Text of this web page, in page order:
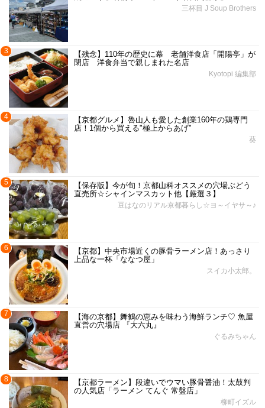
三杯目 J Soup Brothers
3
【残念】110年の歴史に幕 老舗洋食店「開陽亭」が
閉店 洋食弁当で親しまれた名店
Kyotopi 編集部
4
【京都グルメ】魯山人も愛した創業160年の鶏専門
店！1個から買える"極上からあげ"
葵
5
【保存版】今が旬！京都山科オススメの穴場ぶどう
直売所☆シャインマスカット他【厳選３】
豆はなのリアル京都暮らし☆ヨ～イヤサ～♪
6
【京都】中央市場近くの豚骨ラーメン店！あっさり
上品な一杯「ななつ屋」
スイカ小太郎。
7
【海の京都】舞鶴の恵みを味わう海鮮ランチ♡ 魚屋
直営の穴場店 『大六丸』
ぐるみちゃん
8
【京都ラーメン】段違いでウマい豚骨醤油！太鼓判
の人気店「ラーメン てんぐ 常盤店」
柳町イズル